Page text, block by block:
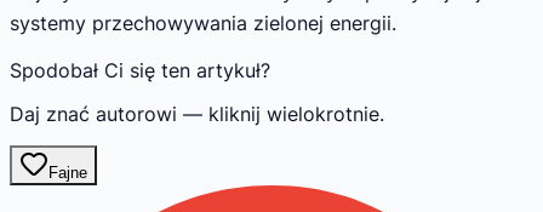
systemy przechowywania zielonej energii.
Spodobał Ci się ten artykuł?
Daj znać autorowi — kliknij wielokrotnie.
Fajne